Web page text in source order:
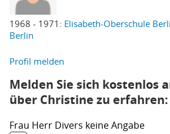
1968 - 1971: Elisabeth-Oberschule
Berlin
Profil melden
Melden Sie sich kostenlos
über Christine zu erfahren:
Frau Herr Divers keine Angabe